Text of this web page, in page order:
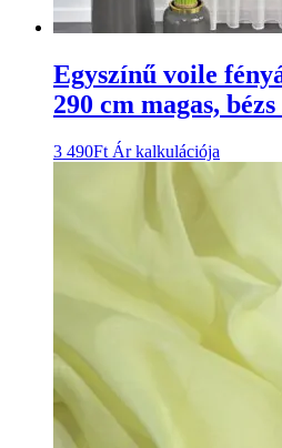
Egyszínű voile
290 cm magas,
3 490Ft Ár kalkulációja